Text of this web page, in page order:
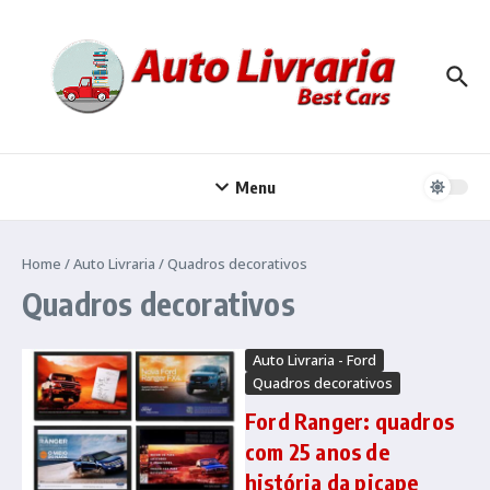
Menu
Home /Auto Livraria /Quadros decorativos
Quadros decorativos
Auto Livraria - Ford
Quadros decorativos
Ford Ranger: quadros
com 25 anos de
história da picape